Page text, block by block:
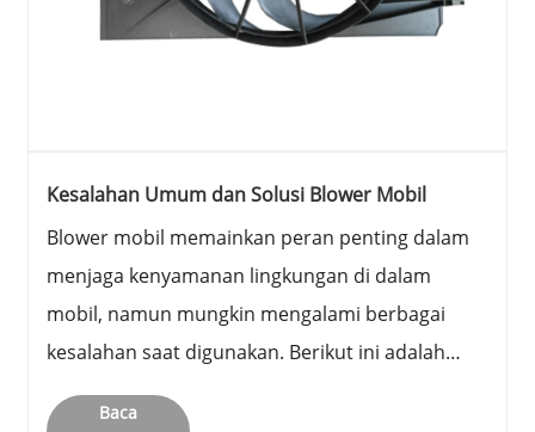
Kesalahan Umum dan Solusi Blower Mobil
Blower mobil memainkan peran penting dalam
menjaga kenyamanan lingkungan di dalam
mobil, namun mungkin mengalami berbagai
kesalahan saat digunakan. Berikut ini adalah
penjelasan mengenai kesalahan-kesalahan
Baca